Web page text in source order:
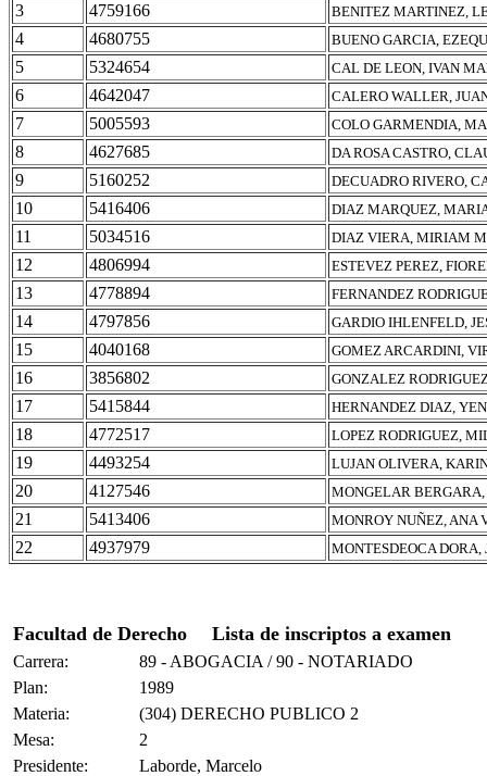
3 4759166 BENITEZ MARTINEZ,
4 4680755 BUENO GARCIA,
5 5324654 CAL DE LEON, IVAN
6 4642047 CALERO WALLER,
7 5005593 COLO GARMENDIA,
8 4627685 DA ROSA CASTRO,
9 5160252 DECUADRO RIVERO,
10 5416406 DIAZ MARQUEZ,
11 5034516 DIAZ VIERA, MIRIAM
12 4806994 ESTEVEZ PEREZ,
13 4778894 FERNANDEZ
14 4797856 GARDIO IHLENFELD,
15 4040168 GOMEZ ARCARDINI,
16 3856802 GONZALEZ
17 5415844 HERNANDEZ DIAZ,
18 4772517 LOPEZ RODRIGUEZ,
19 4493254 LUJAN OLIVERA,
20 4127546 MONGELAR
21 5413406 MONROY NUÑEZ, ANA
22 4937979 MONTESDEOCA DORA,
Facultad de Derecho Lista de inscriptos a examen
Carrera:
89 - ABOGACIA / 90 - NOTARIADO
Plan:
1989
Materia:
(304) DERECHO PUBLICO 2
Mesa:
2
Presidente:
Laborde, Marcelo